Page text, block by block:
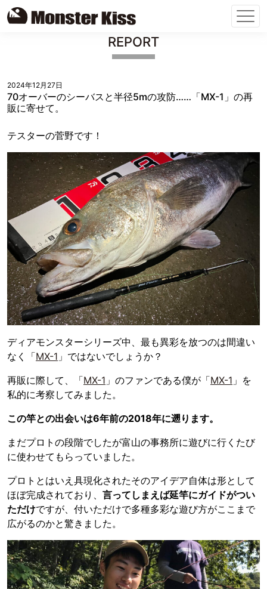
REPORT
2024年12月27日
70オーバーのシーバスと半径5mの攻防……「MX-1」の再
販に寄せて。
テスターの菅野です！
ディアモンスターシリーズ中、最も異彩を放つのは間違い
なく「MX-1 」ではないでしょうか？
再販に際して、「MX-1 」のファンである僕が「MX-1 」を
私的に考察してみました。
この竿との出会いは6年前の2018年に遡ります。
まだプロトの段階でしたが富山の事務所に遊びに行くたび
に使わせてもらっていました。
プロトとはいえ具現化されたそのアイデア自体は形として
ほぼ完成されており、 言ってしまえば延竿にガイドがつい
ただけですが、付いただけで多種多彩な遊び方がここまで
広がるのかと驚きました。